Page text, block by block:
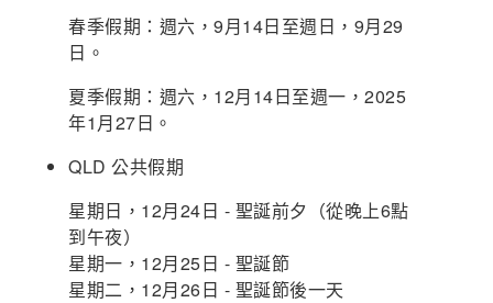
春季假期：週六，9月14日至週日，9月29
日。
夏季假期：週六，12月14日至週一，2025
年1月27日。
QLD 公共假期
星期日，12月24日 - 聖誕前夕（從晚上6點
到午夜）
星期一，12月25日 - 聖誕節
星期二，12月26日 - 聖誕節後一天